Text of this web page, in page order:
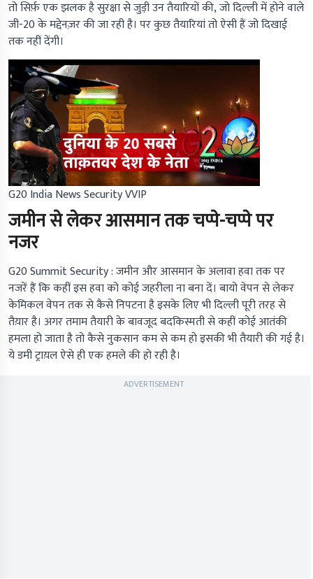
तो सिर्फ़ एक झलक है सुरक्षा से जुड़ी उन तैयारियों की, जो दिल्ली में होने वाले
जी-20 के मद्देनज़र की जा रही है। पर कुछ तैयारियां तो ऐसी हैं जो दिखाई
तक नहीं देंगी।
G20 India News Security VVIP
जमीन से लेकर आसमान तक चप्पे-चप्पे पर
नजर
G20 Summit Security :जमीन और आसमान के अलावा हवा तक पर
नजरें हैं कि कहीं इस हवा को कोई जहरीला ना बना दें। बायो वेपन से लेकर
केमिकल वेपन तक से कैसे निपटना है इसके लिए भी दिल्ली पूरी तरह से
तैय़ार है। अगर तमाम तैयारी के बावजूद बदकिस्मती से कहीं कोई आतंकी
हमला हो जाता है तो कैसे नुकसान कम से कम हो इसकी भी तैयारी की गई है।
ये डमी ट्राय़ल ऐसे ही एक हमले की हो रही है।
ADVERTISEMENT